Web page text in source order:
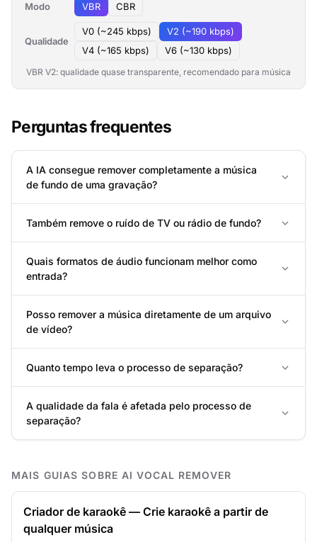
Modo VBR CBR
Qualidade
V0 (~245 kbps)
V2 (~190 kbps)
V4 (~165 kbps)
V6 (~130 kbps)
VBR V2: qualidade quase transparente, recomendado para música
Perguntas frequentes
A IA consegue remover completamente a música
de fundo de uma gravação?
Também remove o ruído de TV ou rádio de fundo?
Quais formatos de áudio funcionam melhor como
entrada?
Posso remover a música diretamente de um arquivo
de vídeo?
Quanto tempo leva o processo de separação?
A qualidade da fala é afetada pelo processo de
separação?
MAIS GUIAS SOBRE AI VOCAL REMOVER
Criador de karaokê — Crie karaokê a partir de
qualquer música